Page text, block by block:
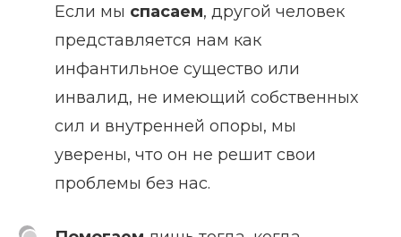
Если мы спасаем, другой человек
представляется нам как
инфантильное существо или
инвалид, не имеющий собственных
сил и внутренней опоры, мы
уверены, что он не решит свои
проблемы без нас.